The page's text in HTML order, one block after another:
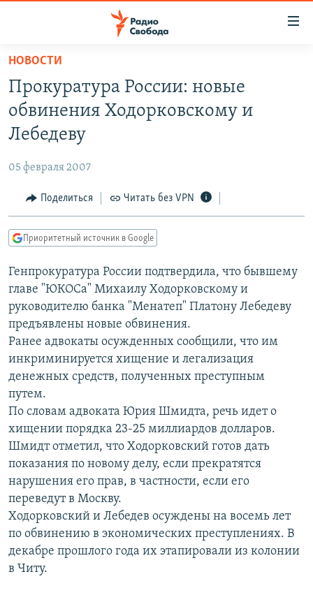
упрощенного
доступа
Вернуться
основному
Вернутся
Вернутся
поиску
ПОДКАСТЫ
АВТОРСКИЕ ПРОЕКТЫ
МНЕНИЯ
КУЛЬТУРА
КАВКАЗ.РЕАЛИИ
СЕВЕР.РЕАЛИИ
СИБИРЬ.РЕАЛИИ
РАСПИСАНИЕ ВЕЩАНИЯ
ПОДПИШИТЕСЬ НА РАССЫЛКУ
Все сайты РСЕ/РС
НОВОСТИ
Прокуратура России: новые
обвинения Ходорковскому и
Лебедеву
05 февраля 2007
Поделиться Читать без VPN
Приоритетный источник в Google
Генпрокуратура России подтвердила, что бывшему
главе "ЮКОСа" Михаилу Ходорковскому и
руководителю банка "Менатеп" Платону Лебедеву
предъявлены новые обвинения.
Ранее адвокаты осужденных сообщили, что им
инкриминируется хищение и легализация
денежных средств, полученных преступным
путем.
По словам адвоката Юрия Шмидта, речь идет о
хищении порядка 23-25 миллиардов долларов.
Шмидт отметил, что Ходорковский готов дать
показания по новому делу, если прекратятся
нарушения его прав, в частности, если его
переведут в Москву.
Ходорковский и Лебедев осуждены на восемь лет
по обвинению в экономических преступлениях. В
декабре прошлого года их этапировали из колонии
в Читу.